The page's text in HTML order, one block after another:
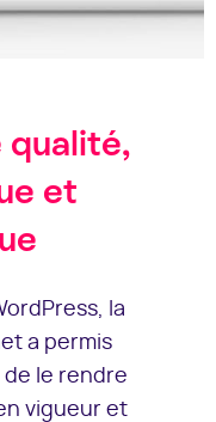
qualité,
et
la
a permis
de le rendre
vigueur et